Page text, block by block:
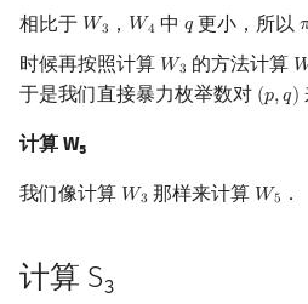
相比于 𝑊3
W3 ， 𝑊4
W4 中𝑞
q更小，所以
时候再按照计算 𝑊3
W3 的方法计算
于是我们直接暴力枚举数对 (𝑝,𝑞)
(p,q)
计算 W₅
我们像计算 𝑊3
W3 那样来计算 𝑊5
W5 ．
计算 S₃